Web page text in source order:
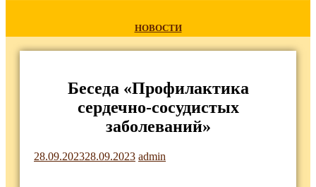
НОВОСТИ
Беседа «Профилактика
сердечно-сосудистых
заболеваний»
28.09.202328.09.2023 admin